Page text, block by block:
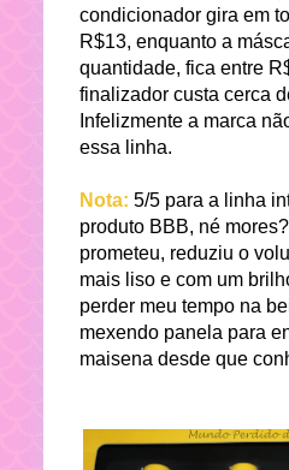
condicionador gira em
R$13, enquanto a
quantidade, fica entre
finalizador custa cerca
Infelizmente a marca
essa linha.
Nota: 5/5 para a linha
produto BBB, né
prometeu, reduziu o
mais liso e com um
perder meu tempo na
mexendo panela para
maisena desde que